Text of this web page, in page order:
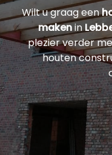
Wilt u graag een
makenin
plezier verder
houten